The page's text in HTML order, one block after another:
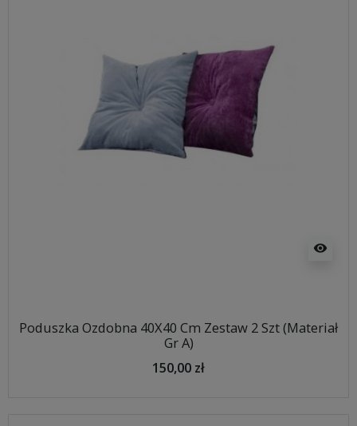
visibility
Poduszka Ozdobna 40X40 Cm Zestaw 2 Szt (Materiał
Gr A)
150,00 zł